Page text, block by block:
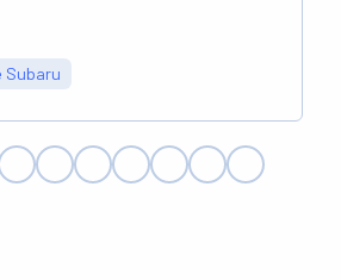
Subaru